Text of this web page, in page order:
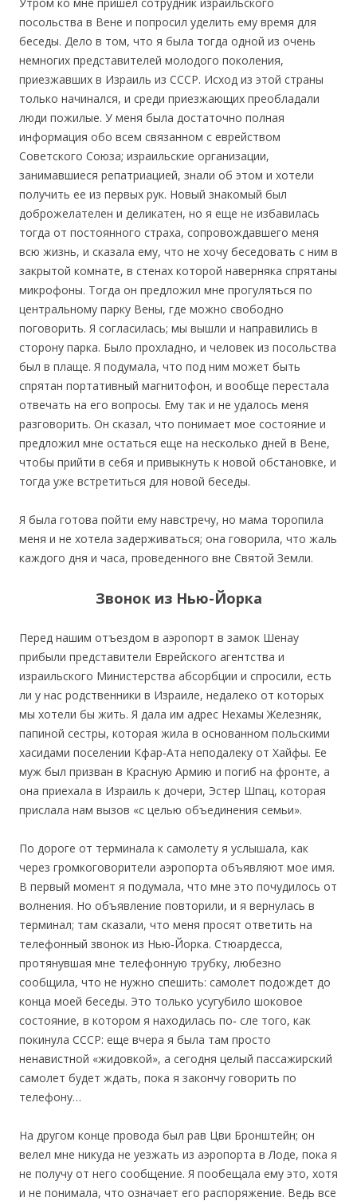
посольства в Вене и попросил уделить ему время для
беседы. Дело в том, что я была тогда одной из очень
немногих представителей молодого поколения,
приезжавших в Израиль из СССР. Исход из этой страны
только начинался, и среди приезжающих преобладали
люди пожилые. У меня была достаточно полная
информация обо всем связанном с еврейством
Советского Союза; израильские организации,
занимавшиеся репатриацией, знали об этом и хотели
получить ее из первых рук. Новый знакомый был
доброжелателен и деликатен, но я еще не избавилась
тогда от постоянного страха, сопровождавшего меня
всю жизнь, и сказала ему, что не хочу беседовать с ним в
закрытой комнате, в стенах которой наверняка спрятаны
микрофоны. Тогда он предложил мне прогуляться по
центральному парку Вены, где можно свободно
поговорить. Я согласилась; мы вышли и направились в
сторону парка. Было прохладно, и человек из посольства
был в плаще. Я подумала, что под ним может быть
спрятан портативный магнитофон, и вообще перестала
отвечать на его вопросы. Ему так и не удалось меня
разговорить. Он сказал, что понимает мое состояние и
предложил мне остаться еще на несколько дней в Вене,
чтобы прийти в себя и привыкнуть к новой обстановке, и
тогда уже встретиться для новой беседы.
Я была готова пойти ему навстречу, но мама торопила
меня и не хотела задерживаться; она говорила, что жаль
каждого дня и часа, проведенного вне Святой Земли.
Звонок из Нью-Йорка
Перед нашим отъездом в аэропорт в замок Шенау
прибыли представители Еврейского агентства и
израильского Министерства абсорбции и спросили, есть
ли у нас родственники в Израиле, недалеко от которых
мы хотели бы жить. Я дала им адрес Нехамы Железняк,
папиной сестры, которая жила в основанном польскими
хасидами поселении Кфар‐Ата неподалеку от Хайфы. Ее
муж был призван в Красную Армию и погиб на фронте, а
она приехала в Израиль к дочери, Эстер Шпац, которая
прислала нам вызов «с целью объединения семьи».
По дороге от терминала к самолету я услышала, как
через громкоговорители аэропорта объявляют мое имя.
В первый момент я подумала, что мне это почудилось от
волнения. Но объявление повторили, и я вернулась в
терминал; там сказали, что меня просят ответить на
телефонный звонок из Нью‐Йорка. Стюардесса,
протянувшая мне телефонную трубку, любезно
сообщила, что не нужно спешить: самолет подождет до
конца моей беседы. Это только усугубило шоковое
состояние, в котором я находилась по‐ сле того, как
покинула СССР: еще вчера я была там просто
ненавистной «жидовкой», а сегодня целый пассажирский
самолет будет ждать, пока я закончу говорить по
телефону…
На другом конце провода был рав Цви Бронштейн; он
велел мне никуда не уезжать из аэропорта в Лоде, пока я
не получу от него сообщение. Я пообещала ему это, хотя
и не понимала, что означает его распоряжение. Ведь все